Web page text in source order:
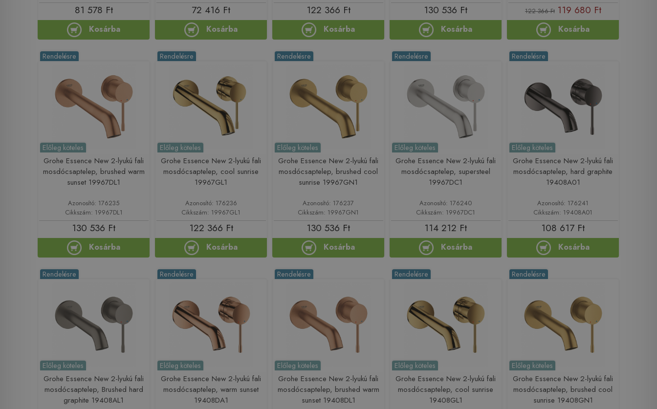
81 578 Ft
Kosárba
72 416 Ft
Kosárba
122 366 Ft
Kosárba
130 536 Ft
Kosárba
122 366 Ft 119 680 Ft
Kosárba
Rendelésre
Előleg köteles
Grohe Essence New 2-lyukú fali
mosdócsaptelep, brushed warm
sunset 19967DL1
Azonosító: 176235
Cikkszám: 19967DL1
130 536 Ft
Kosárba
Rendelésre
Előleg köteles
Grohe Essence New 2-lyukú fali
mosdócsaptelep, cool sunrise
19967GL1
Azonosító: 176236
Cikkszám: 19967GL1
122 366 Ft
Kosárba
Rendelésre
Előleg köteles
Grohe Essence New 2-lyukú fali
mosdócsaptelep, brushed cool
sunrise 19967GN1
Azonosító: 176237
Cikkszám: 19967GN1
130 536 Ft
Kosárba
Rendelésre
Előleg köteles
Grohe Essence New 2-lyukú fali
mosdócsaptelep, supersteel
19967DC1
Azonosító: 176240
Cikkszám: 19967DC1
114 212 Ft
Kosárba
Rendelésre
Előleg köteles
Grohe Essence New 2-lyukú fali
mosdócsaptelep, hard graphite
19408A01
Azonosító: 176241
Cikkszám: 19408A01
108 617 Ft
Kosárba
Rendelésre
Előleg köteles
Grohe Essence New 2-lyukú fali
mosdócsaptelep, Brushed hard
graphite 19408AL1
Rendelésre
Előleg köteles
Grohe Essence New 2-lyukú fali
mosdócsaptelep, warm sunset
19408DA1
Rendelésre
Előleg köteles
Grohe Essence New 2-lyukú fali
mosdócsaptelep, brushed warm
sunset 19408DL1
Rendelésre
Előleg köteles
Grohe Essence New 2-lyukú fali
mosdócsaptelep, cool sunrise
19408GL1
Rendelésre
Előleg köteles
Grohe Essence New 2-lyukú fali
mosdócsaptelep, brushed cool
sunrise 19408GN1